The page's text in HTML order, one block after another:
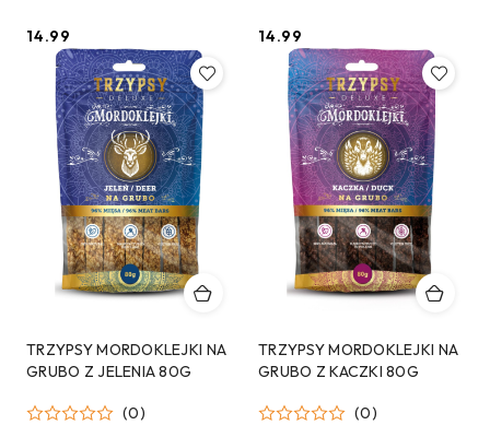
Cena:
14.99
Cena:
14.99
TRZYPSY MORDOKLEJKI NA
GRUBO Z JELENIA 80G
(0)
TRZYPSY MORDOKLEJKI NA
GRUBO Z KACZKI 80G
(0)